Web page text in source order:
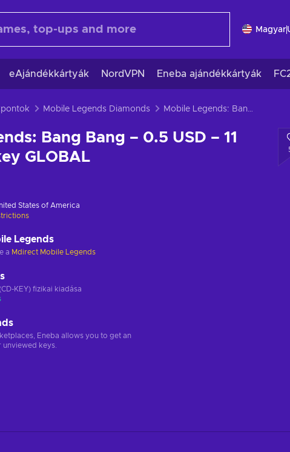
Magyar
eAjándékkártyák NordVPN Eneba ajándékkártyák
Mobile Legends Diamonds Mobile Legends: Bang Bang – 0.5 USD – 11 Diamonds key GLOBAL
Bang Bang – 0.5 USD – 11
GLOBAL
States of America
Legends
a Mdirect Mobile Legends
KEY) fizikai kiadása
Eneba allows you to get an
keys.